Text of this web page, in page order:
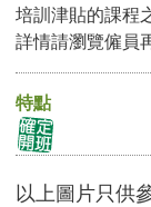
培訓津貼的課程
詳情請瀏覽僱員
特點
以上圖片只供